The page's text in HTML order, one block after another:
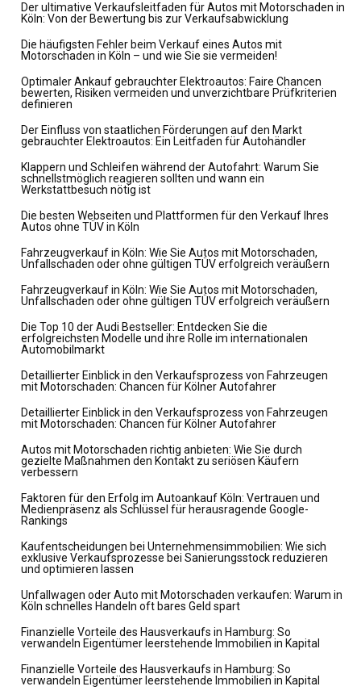
Der ultimative Verkaufsleitfaden für Autos mit Motorschaden in
Köln: Von der Bewertung bis zur Verkaufsabwicklung
Die häufigsten Fehler beim Verkauf eines Autos mit
Motorschaden in Köln – und wie Sie sie vermeiden!
Optimaler Ankauf gebrauchter Elektroautos: Faire Chancen
bewerten, Risiken vermeiden und unverzichtbare Prüfkriterien
definieren
Der Einfluss von staatlichen Förderungen auf den Markt
gebrauchter Elektroautos: Ein Leitfaden für Autohändler
Klappern und Schleifen während der Autofahrt: Warum Sie
schnellstmöglich reagieren sollten und wann ein
Werkstattbesuch nötig ist
Die besten Webseiten und Plattformen für den Verkauf Ihres
Autos ohne TÜV in Köln
Fahrzeugverkauf in Köln: Wie Sie Autos mit Motorschaden,
Unfallschaden oder ohne gültigen TÜV erfolgreich veräußern
Fahrzeugverkauf in Köln: Wie Sie Autos mit Motorschaden,
Unfallschaden oder ohne gültigen TÜV erfolgreich veräußern
Die Top 10 der Audi Bestseller: Entdecken Sie die
erfolgreichsten Modelle und ihre Rolle im internationalen
Automobilmarkt
Detaillierter Einblick in den Verkaufsprozess von Fahrzeugen
mit Motorschaden: Chancen für Kölner Autofahrer
Detaillierter Einblick in den Verkaufsprozess von Fahrzeugen
mit Motorschaden: Chancen für Kölner Autofahrer
Autos mit Motorschaden richtig anbieten: Wie Sie durch
gezielte Maßnahmen den Kontakt zu seriösen Käufern
verbessern
Faktoren für den Erfolg im Autoankauf Köln: Vertrauen und
Medienpräsenz als Schlüssel für herausragende Google-
Rankings
Kaufentscheidungen bei Unternehmensimmobilien: Wie sich
exklusive Verkaufsprozesse bei Sanierungsstock reduzieren
und optimieren lassen
Unfallwagen oder Auto mit Motorschaden verkaufen: Warum in
Köln schnelles Handeln oft bares Geld spart
Finanzielle Vorteile des Hausverkaufs in Hamburg: So
verwandeln Eigentümer leerstehende Immobilien in Kapital
Finanzielle Vorteile des Hausverkaufs in Hamburg: So
verwandeln Eigentümer leerstehende Immobilien in Kapital